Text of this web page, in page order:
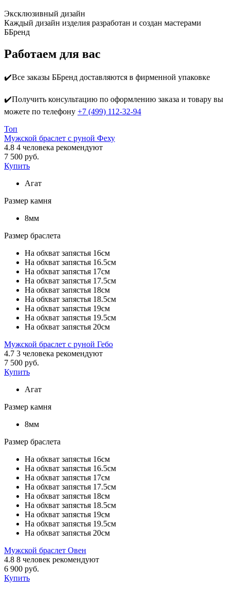
Эксклюзивный дизайн
Каждый дизайн изделия разработан и создан мастерами
ББренд
Работаем для вас
✔️Все заказы ББренд доставляются в фирменной упаковке
✔️Получить консультацию по оформлению заказа и товару вы
можете по телефону +7 (499) 112-32-94
Топ
Мужской браслет с руной Феху
4.8 4 человека рекомендуют
7 500 руб.
Купить
Агат
Размер камня
8мм
Размер браслета
На обхват запястья 16см
На обхват запястья 16.5см
На обхват запястья 17см
На обхват запястья 17.5см
На обхват запястья 18см
На обхват запястья 18.5см
На обхват запястья 19см
На обхват запястья 19.5см
На обхват запястья 20см
Мужской браслет с руной Гебо
4.7 3 человека рекомендуют
7 500 руб.
Купить
Агат
Размер камня
8мм
Размер браслета
На обхват запястья 16см
На обхват запястья 16.5см
На обхват запястья 17см
На обхват запястья 17.5см
На обхват запястья 18см
На обхват запястья 18.5см
На обхват запястья 19см
На обхват запястья 19.5см
На обхват запястья 20см
Мужской браслет Овен
4.8 8 человек рекомендуют
6 900 руб.
Купить